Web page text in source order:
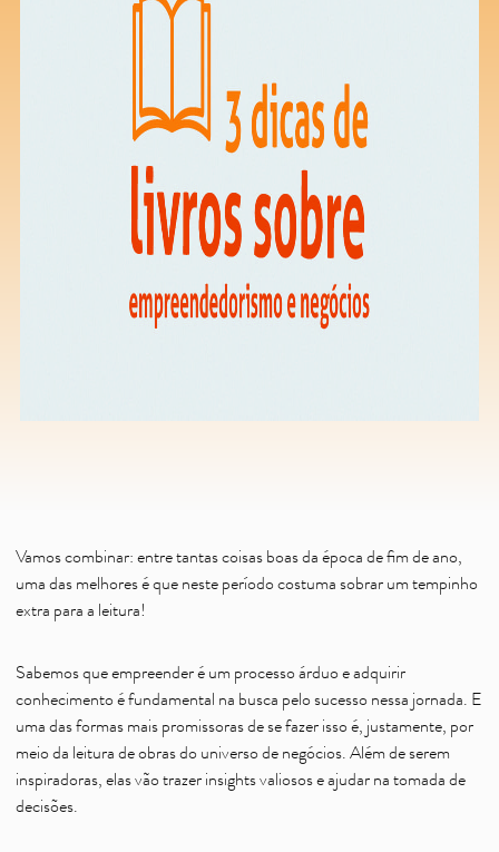
Ver todos
Nossas iniciativas
Vamos combinar: entre tantas coisas boas da época de fim de ano,
uma das melhores é que neste período costuma sobrar um tempinho
extra para a leitura!
Sabemos que empreender é um processo árduo e adquirir
conhecimento é fundamental na busca pelo sucesso nessa jornada. E
uma das formas mais promissoras de se fazer isso é, justamente, por
meio da leitura de obras do universo de negócios. Além de serem
inspiradoras, elas vão trazer insights valiosos e ajudar na tomada de
decisões.